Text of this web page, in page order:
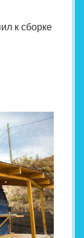
к сборке